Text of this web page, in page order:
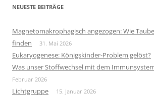
NEUESTE BEITRÄGE
Magnetomakrophagisch angezogen: Wie
finden
31. Mai 2026
Eukaryogenese: Königskinder-Problem gelöst?
Was unser Stoffwechsel mit dem
Februar 2026
Lichtgruppe 15. Januar 2026